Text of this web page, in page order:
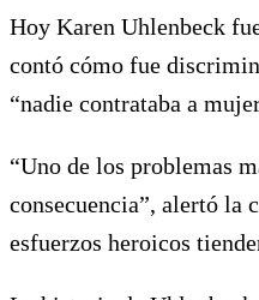
Hoy Karen Uhlenbeck
contó cómo fue
“nadie contrataba a
“Uno de los problemas
consecuencia”, alertó la
esfuerzos heroicos